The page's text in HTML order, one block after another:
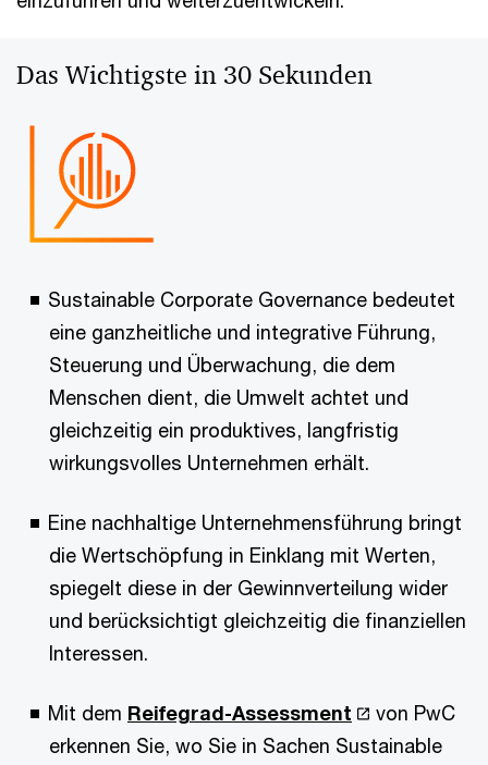
Das Wichtigste in 30 Sekunden
Sustainable Corporate Governance bedeutet
eine ganzheitliche und integrative Führung,
Steuerung und Überwachung, die dem
Menschen dient, die Umwelt achtet und
gleichzeitig ein produktives, langfristig
wirkungsvolles Unternehmen erhält.
Eine nachhaltige Unternehmensführung bringt
die Wertschöpfung in Einklang mit Werten,
spiegelt diese in der Gewinnverteilung wider
und berücksichtigt gleichzeitig die finanziellen
Interessen.
Mit dem Reifegrad-Assessment
von PwC
erkennen Sie, wo Sie in Sachen Sustainable